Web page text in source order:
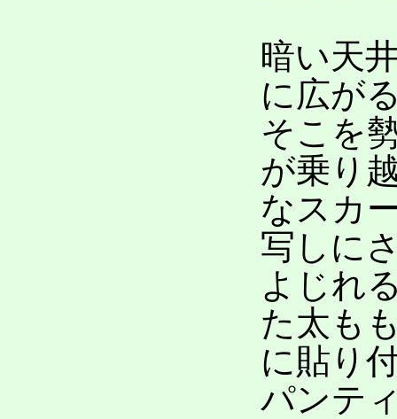
暗い天
に広が
そこを
が乗り
なスカ
写しに
よじれ
た太も
に貼り
パンテ